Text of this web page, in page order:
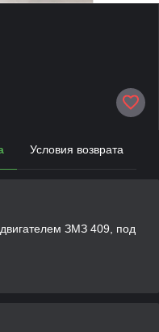
Условия возврата
ЗМЗ 409, под